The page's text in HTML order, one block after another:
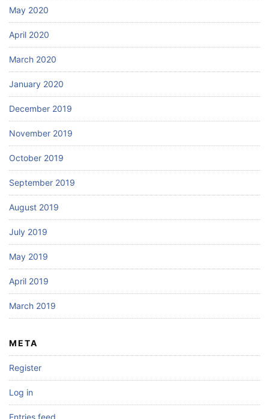
May 2020
April 2020
March 2020
January 2020
December 2019
November 2019
October 2019
September 2019
August 2019
July 2019
May 2019
April 2019
March 2019
META
Register
Log in
Entries feed